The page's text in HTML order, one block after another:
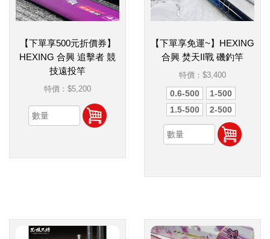
【下單享500元折價券】
HEXING 合興 追擊者 競
技遠投竿
特價： $5,200
【下單享免運~】HEXING
合興 焚天II戰 磯釣竿
特價： $3,400
0.6-500
1-500
1.5-500
2-500